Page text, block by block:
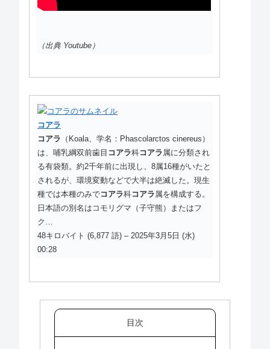
（出典 Youtube）
コアラ
コアラ （Koala、学名：Phascolarctos cinereus）
は、哺乳綱双前歯目 コアラ科コアラ属に分類され
る有袋類。約2千年前に出現し、8属16種がいたと
されるが、環境変動などで大半は絶滅した。現生
種では本種のみでコアラ科コアラ属を構成する。
日本語の別名はコモリグマ（子守熊）またはフ
ク…
48キロバイト (6,877 語) – 2025年3月5日 (水)
00:28
目次